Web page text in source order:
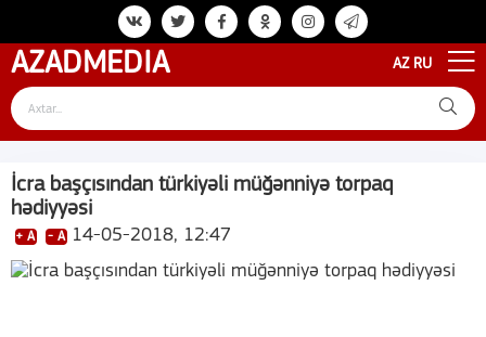
AZADMEDIA AZ RU
İcra başçısından türkiyəli müğənniyə torpaq
hədiyyəsi
+ A - A 14-05-2018, 12:47